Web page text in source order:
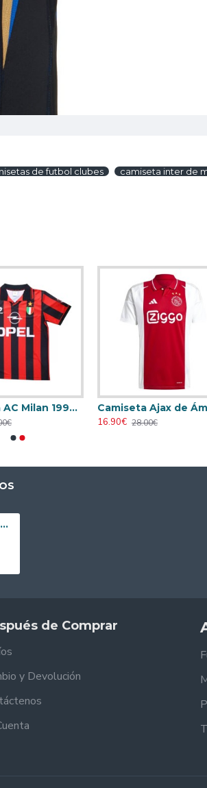
de futbol clubes camiseta inter de
Camiseta AC Milan 1996/1997 Local Retro
16.90€ 28.00€
31.00€
23.90€ 31.00€
Camiseta Inter de Milan 2024/2025 Local
de Comprar
y Devolución